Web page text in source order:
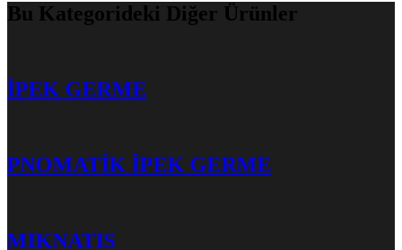
Bu Kategorideki Diğer Ürünler
İPEK GERME
PNOMATİK İPEK GERME
MIKNATIS